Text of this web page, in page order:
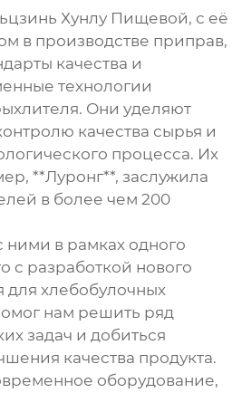
Хунлу Пищевой, с её
в производстве приправ,
качества и
технологии
. Они уделяют
качества сырья и
процесса. Их
**Луронг**, заслужила
в более чем 200
в рамках одного
с разработкой нового
для хлебобулочных
нам решить ряд
задач и добиться
качества продукта.
оборудование,